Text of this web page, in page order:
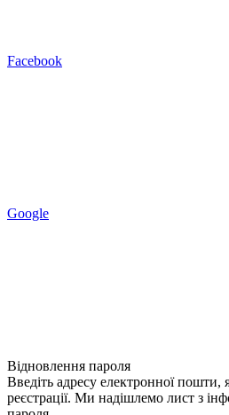
Facebook
Google
Відновлення пароля
Введіть адресу електронної пошти,
реєстрації. Ми надішлемо лист з